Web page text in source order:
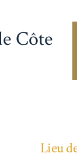
Côte
Lieu